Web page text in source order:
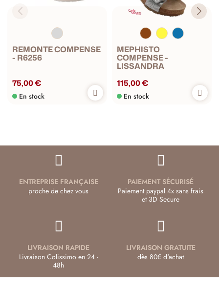
REMONTE COMPENSE
- R6256
75,00 €
En stock
MEPHISTO
COMPENSE -
LISSANDRA
115,00 €
En stock
ENTREPRISE FRANÇAISE
proche de chez vous
PAIEMENT SÉCURISÉ
Paiement paypal 4x sans frais
et 3D Secure
LIVRAISON RAPIDE
Livraison Colissimo en 24 -
48h
LIVRAISON GRATUITE
dès 80€ d'achat